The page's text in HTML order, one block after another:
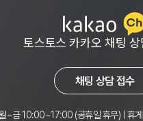
토스토스 카카오 채팅 상
채팅 상담 접수
~금 10:00~17:00 (공휴일 휴무) | 휴